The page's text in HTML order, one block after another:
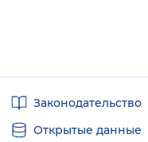
ссылкиЗаконодательство
Открытые данные